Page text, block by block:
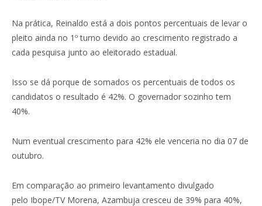
Na prática, Reinaldo está a dois pontos percentuais de levar o
pleito ainda no 1º turno devido ao crescimento registrado a
cada pesquisa junto ao eleitorado estadual.
Isso se dá porque de somados os percentuais de todos os
candidatos o resultado é 42%. O governador sozinho tem
40%.
Num eventual crescimento para 42% ele venceria no dia 07 de
outubro.
Em comparação ao primeiro levantamento divulgado
pelo Ibope/TV Morena, Azambuja cresceu de 39% para 40%,